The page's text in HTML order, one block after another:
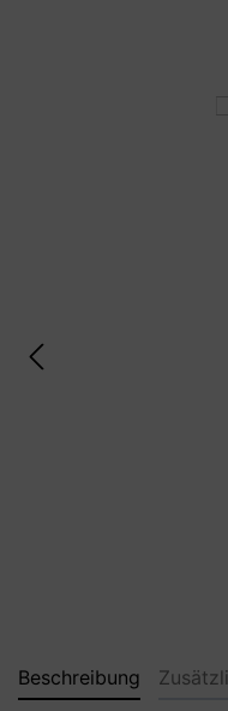
Beschreibung